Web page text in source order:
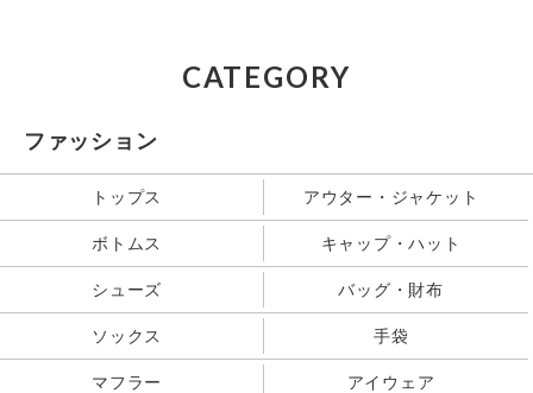
CATEGORY
ファッション
トップス アウター・ジャケット
ボトムス キャップ・ハット
シューズ バッグ・財布
ソックス 手袋
マフラー アイウェア